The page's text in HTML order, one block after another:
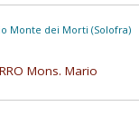
Monte dei Morti (Solofra)
Mons. Mario